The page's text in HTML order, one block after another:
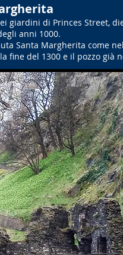
giardini di Princes Street,
anni 1000.
Santa Margherita come
fine del 1300 e il pozzo già